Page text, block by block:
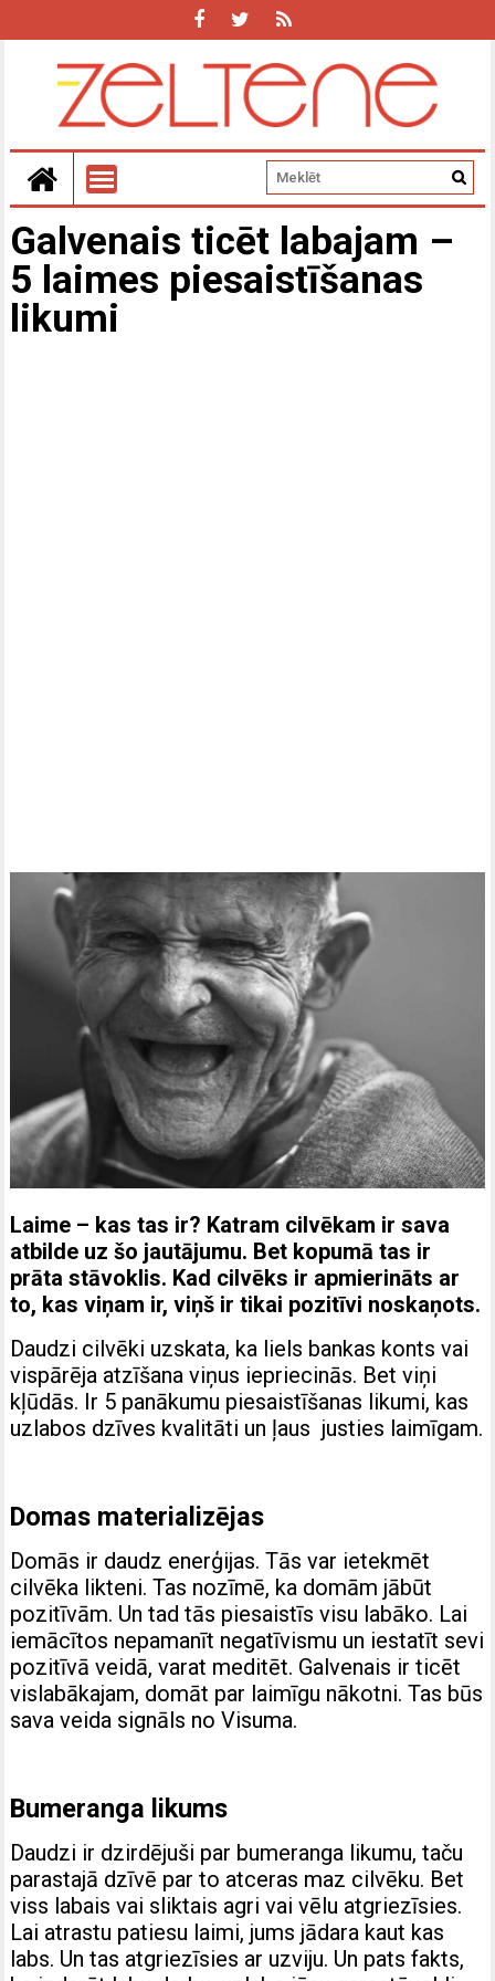
Galvenais ticēt labajam –
5 laimes piesaistīšanas
likumi
Laime – kas tas ir? Katram cilvēkam ir sava
atbilde uz šo jautājumu. Bet kopumā tas ir
prāta stāvoklis. Kad cilvēks ir apmierināts ar
to, kas viņam ir, viņš ir tikai pozitīvi noskaņots.
Daudzi cilvēki uzskata, ka liels bankas konts vai
vispārēja atzīšana viņus iepriecinās. Bet viņi
kļūdās. Ir 5 panākumu piesaistīšanas likumi, kas
uzlabos dzīves kvalitāti un ļaus justies laimīgam.
Domas materializējas
Domās ir daudz enerģijas. Tās var ietekmēt
cilvēka likteni. Tas nozīmē, ka domām jābūt
pozitīvām. Un tad tās piesaistīs visu labāko. Lai
iemācītos nepamanīt negatīvismu un iestatīt sevi
pozitīvā veidā, varat meditēt. Galvenais ir ticēt
vislabākajam, domāt par laimīgu nākotni. Tas būs
sava veida signāls no Visuma.
Bumeranga likums
Daudzi ir dzirdējuši par bumeranga likumu, taču
parastajā dzīvē par to atceras maz cilvēku. Bet
viss labais vai sliktais agri vai vēlu atgriezīsies.
Lai atrastu patiesu laimi, jums jādara kaut kas
labs. Un tas atgriezīsies ar uzviju. Un pats fakts,